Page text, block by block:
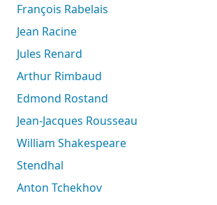
François Rabelais
Jean Racine
Jules Renard
Arthur Rimbaud
Edmond Rostand
Jean-Jacques Rousseau
William Shakespeare
Stendhal
Anton Tchekhov